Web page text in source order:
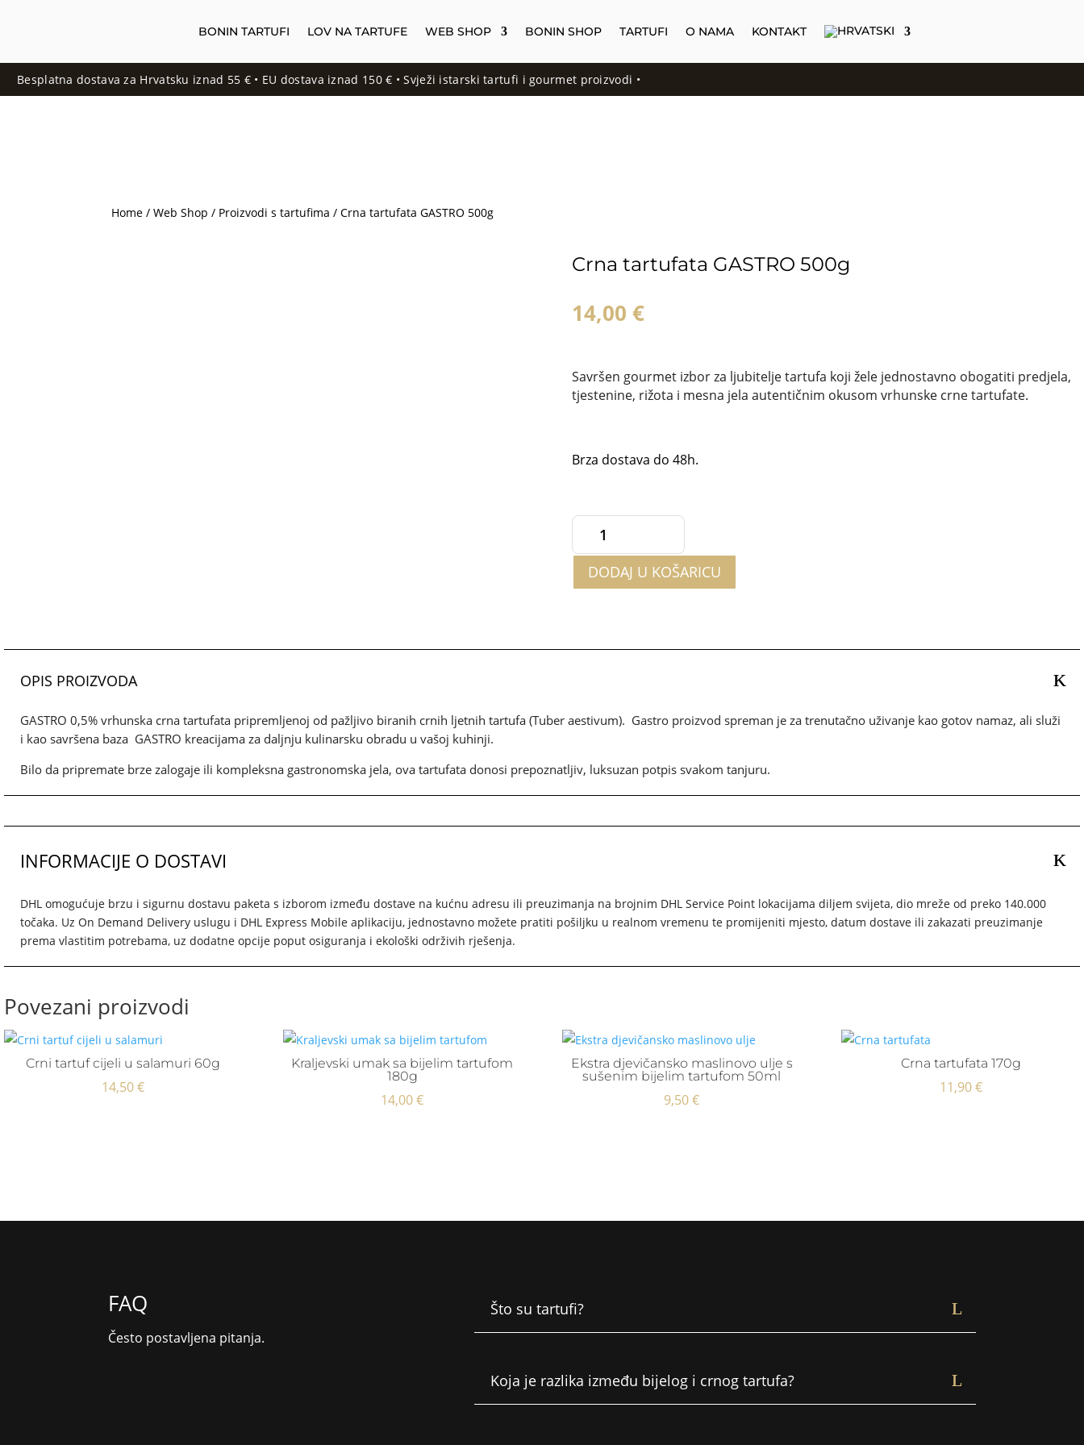
BONIN TARTUFI LOV NA TARTUFE WEB SHOP BONIN SHOP TARTUFI O NAMA KONTAKT
dostava za Hrvatsku iznad 55 € • EU dostava iznad 150 € • Svježi istarski tartufi i gourmet proizvodi •
Home /Web Shop / Proizvodi s tartufima / Crna tartufata GASTRO 500g
Crna tartufata GASTRO 500g
14,00 €
Savršen gourmet izbor za ljubitelje tartufa koji žele jednostavno obogatiti predjela,
tjestenine, rižota i mesna jela autentičnim okusom vrhunske crne tartufate.
Brza dostava do 48h.
tartufata
GASTRO
DODAJ U KOŠARICU
OPIS PROIZVODA
GASTRO 0,5% vrhunska crna tartufata pripremljenoj od pažljivo biranih crnih ljetnih tartufa (Tuber aestivum). Gastro proizvod spreman je za trenutačno uživanje kao gotov namaz, ali služi
i kao savršena baza GASTRO kreacijama za daljnju kulinarsku obradu u vašoj kuhinji.
Bilo da pripremate brze zalogaje ili kompleksna gastronomska jela, ova tartufata donosi prepoznatljiv, luksuzan potpis svakom tanjuru.
INFORMACIJE O DOSTAVI
DHL omogućuje brzu i sigurnu dostavu paketa s izborom između dostave na kućnu adresu ili preuzimanja na brojnim DHL Service Point lokacijama diljem svijeta, dio mreže od preko 140.000
točaka. Uz On Demand Delivery uslugu i DHL Express Mobile aplikaciju, jednostavno možete pratiti pošiljku u realnom vremenu te promijeniti mjesto, datum dostave ili zakazati preuzimanje
prema vlastitim potrebama, uz dodatne opcije poput osiguranja i ekološki održivih rješenja.
Povezani proizvodi
Crni tartuf cijeli u salamuri 60g
14,50€
Kraljevski umak sa bijelim tartufom
180g
14,00€
Ekstra djevičansko maslinovo ulje s
sušenim bijelim tartufom 50ml
9,50€
Crna tartufata 170g
11,90€
FAQ
Često postavljena pitanja.
Što su tartufi?
Koja je razlika između bijelog i crnog tartufa?